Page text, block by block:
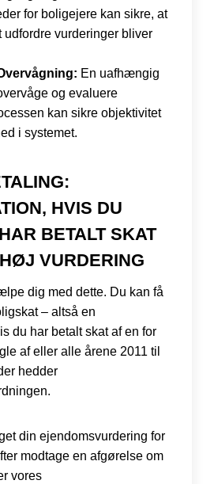
for boligejere kan sikre, at
udfordre vurderinger bliver
En uafhængig
og evaluere
kan sikre objektivitet
i systemet.
HVIS DU
BETALT SKAT
VURDERING
dig med dette. Du kan få
– altså en
du har betalt skat af en for
af eller alle årene 2011 til
hedder
din ejendomsvurdering for
modtage en afgørelse om
vores